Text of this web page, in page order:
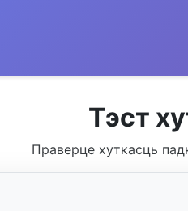
Тэст
Праверце хуткасць